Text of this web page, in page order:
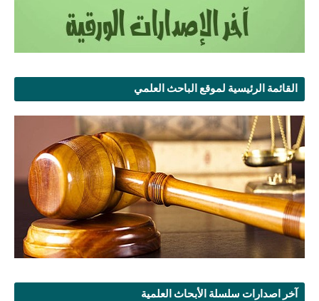
القائمة الرئيسية لموقع الباحث العلمي
آخر اصدارات سلسلة الأبحاث العلمية